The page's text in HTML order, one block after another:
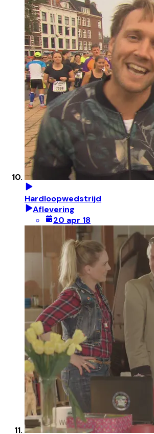
Hardloopwedstrijd
Aflevering
20 apr 18